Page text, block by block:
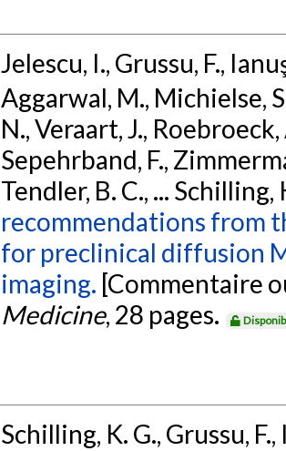
Jelescu, I., Grussu, F.,
Aggarwal, M., Michielse,
N., Veraart, J.,
Sepehrband, F.,
Tendler, B. C., ...
recommendations from
for preclinical diffusion
imaging. [Commentaire
Medicine, 28 pages.
Schilling, K. G., Grussu,